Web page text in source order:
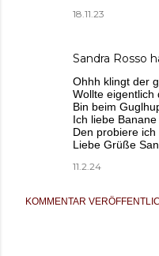
18.11.23
Sandra Rosso
Ohhh klingt der
Wollte eigentlich
Bin beim
Ich liebe
Den probiere
Liebe Grüße
11.2.24
KOMMENTAR